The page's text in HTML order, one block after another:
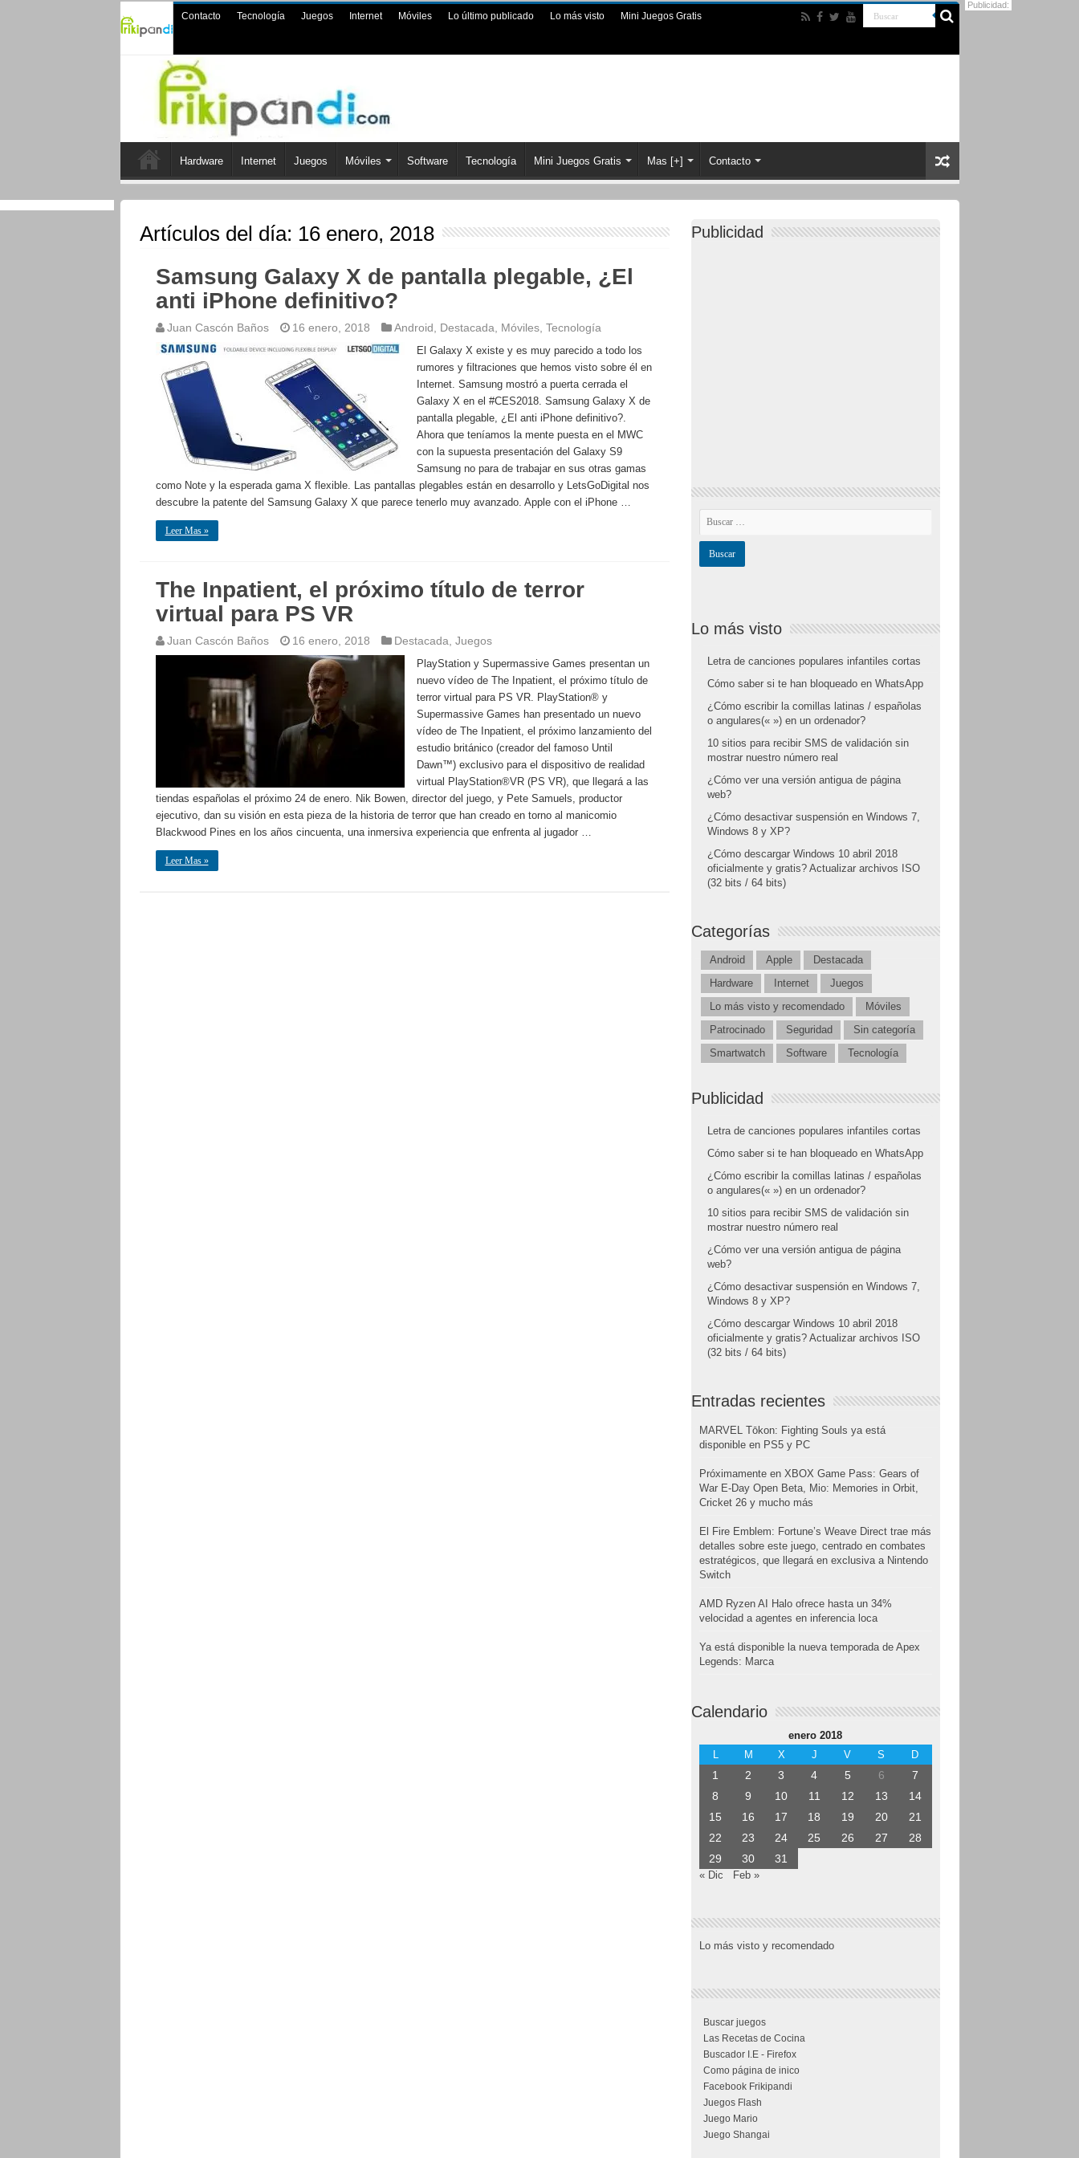
Contacto Tecnología Juegos Internet Móviles Lo último publicado Lo más visto Mini Juegos Gratis
Hardware Internet Juegos Móviles Software Tecnología Mini Juegos Gratis Mas [+] Contacto
Artículos del día: 16 enero, 2018
Samsung Galaxy X de pantalla plegable, ¿El
anti iPhone definitivo?
Juan Cascón Baños 16 enero, 2018 Android Destacada Móviles, Tecnología
El Galaxy X existe y es muy parecido a todo los
rumores y filtraciones que hemos visto sobre él en
Internet. Samsung mostró a puerta cerrada el
Galaxy X en el #CES2018. Samsung Galaxy X de
pantalla plegable, ¿El anti iPhone definitivo?.
Ahora que teníamos la mente puesta en el MWC
con la supuesta presentación del Galaxy S9
Samsung no para de trabajar en sus otras gamas
como Note y la esperada gama X flexible. Las pantallas plegables están en desarrollo y LetsGoDigital nos
descubre la patente del Samsung Galaxy X que parece tenerlo muy avanzado. Apple con el iPhone …
Leer Mas »
The Inpatient, el próximo título de terror
virtual para PS VR
Juan Cascón Baños 16 enero, 2018 Destacada Juegos
PlayStation y Supermassive Games presentan un
nuevo vídeo de The Inpatient, el próximo título de
terror virtual para PS VR. PlayStation® y
Supermassive Games han presentado un nuevo
vídeo de The Inpatient, el próximo lanzamiento del
estudio británico (creador del famoso Until
Dawn™) exclusivo para el dispositivo de realidad
virtual PlayStation®VR (PS VR), que llegará a las
tiendas españolas el próximo 24 de enero. Nik Bowen, director del juego, y Pete Samuels, productor
ejecutivo, dan su visión en esta pieza de la historia de terror que han creado en torno al manicomio
Blackwood Pines en los años cincuenta, una inmersiva experiencia que enfrenta al jugador …
Leer Mas »
Publicidad
Lo más visto
Letra de canciones populares infantiles cortas
Cómo saber si te han bloqueado en WhatsApp
¿Cómo escribir la comillas latinas / españolas
o angulares(« ») en un ordenador?
10 sitios para recibir SMS de validación sin
mostrar nuestro número real
¿Cómo ver una versión antigua de página
web?
¿Cómo desactivar suspensión en Windows 7,
Windows 8 y XP?
¿Cómo descargar Windows 10 abril 2018
oficialmente y gratis? Actualizar archivos ISO
(32 bits / 64 bits)
Categorías
Android Apple
Destacada
Hardware
Internet
Juegos
Lo más visto y recomendado
Móviles
Patrocinado
Seguridad
Sin categoría
Smartwatch
Software Tecnología
Publicidad
Letra de canciones populares infantiles cortas
Cómo saber si te han bloqueado en WhatsApp
¿Cómo escribir la comillas latinas / españolas
o angulares(« ») en un ordenador?
10 sitios para recibir SMS de validación sin
mostrar nuestro número real
¿Cómo ver una versión antigua de página
web?
¿Cómo desactivar suspensión en Windows 7,
Windows 8 y XP?
¿Cómo descargar Windows 10 abril 2018
oficialmente y gratis? Actualizar archivos ISO
(32 bits / 64 bits)
Entradas recientes
MARVEL Tōkon: Fighting Souls ya está
disponible en PS5 y PC
Próximamente en XBOX Game Pass: Gears of
War E-Day Open Beta, Mio: Memories in Orbit,
Cricket 26 y mucho más
El Fire Emblem: Fortune’s Weave Direct trae más
detalles sobre este juego, centrado en combates
estratégicos, que llegará en exclusiva a Nintendo
Switch
AMD Ryzen AI Halo ofrece hasta un 34%
velocidad a agentes en inferencia loca
Ya está disponible la nueva temporada de Apex
Legends: Marca
Calendario
enero 2018
L
M X J V S D
1 2 3 4 5 6
7
8
9 10 11 12 13
14
15
16 17 18 19 20
21
22
23 24 25 26 27
28
29
30 31
« Dic Feb »
Lo más visto y recomendado
Buscar juegos
Las Recetas de Cocina
Buscador I.E - Firefox
Como página de inico
Facebook Frikipandi
Juegos Flash
Juego Mario
Juego Shangai
Publicidad: